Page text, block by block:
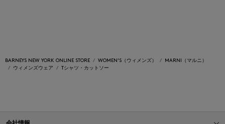
BARNEYS NEW YORK ONLINE STORE WOMEN'S（ウィメンズ）
MARNI（マルニ）
ウィメンズウェア
Tシャツ・カットソー